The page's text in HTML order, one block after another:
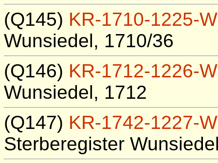
(Q145) KR-1710-1225-
Wunsiedel, 1710/36
(Q146) KR-1712-1226-
Wunsiedel, 1712
(Q147) KR-1742-1227-
Sterberegister